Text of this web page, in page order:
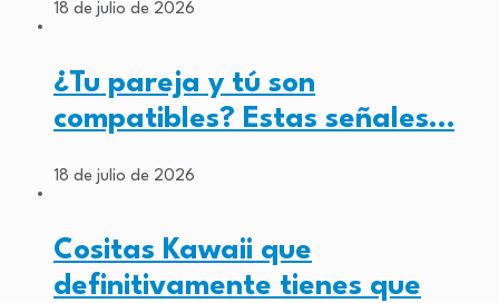
18 de julio de 2026
¿Tu pareja y tú son
compatibles? Estas señales…
18 de julio de 2026
Cositas Kawaii que
definitivamente tienes que